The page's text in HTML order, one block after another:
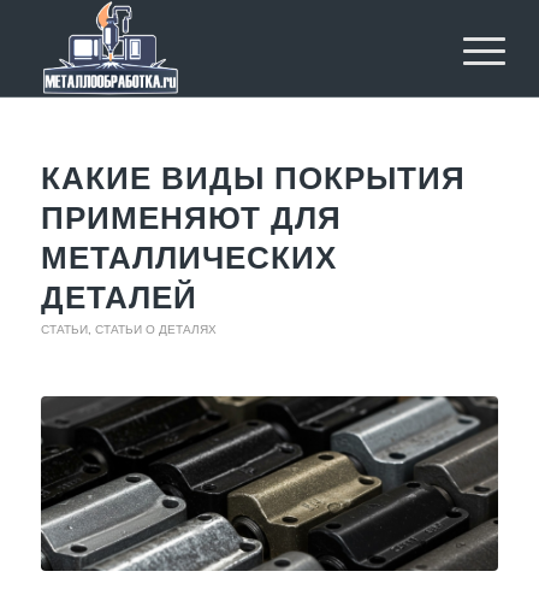
КАКИЕ ВИДЫ ПОКРЫТИЯ
ПРИМЕНЯЮТ ДЛЯ
МЕТАЛЛИЧЕСКИХ
ДЕТАЛЕЙ
СТАТЬИ, СТАТЬИ О ДЕТАЛЯХ